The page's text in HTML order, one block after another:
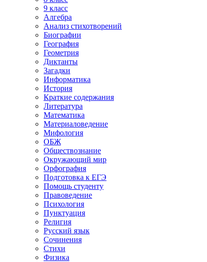
9 класс
Алгебра
Анализ стихотворений
Биографии
География
Геометрия
Диктанты
Загадки
Информатика
История
Краткие содержания
Литература
Математика
Материаловедение
Мифология
ОБЖ
Обществознание
Окружающий мир
Орфография
Подготовка к ЕГЭ
Помощь студенту
Правоведение
Психология
Пунктуация
Религия
Русский язык
Сочинения
Стихи
Физика